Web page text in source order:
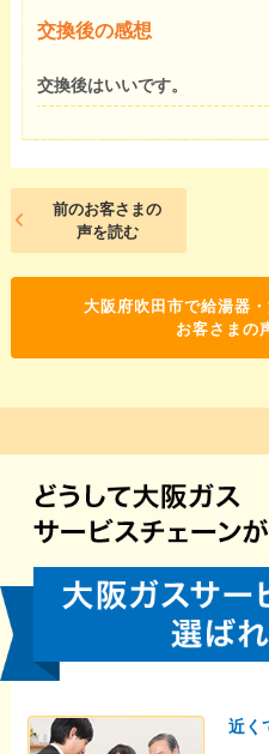
交換後の感想
交換後はいいです。
前のお客さまの
声を読む
大阪府吹田市で給湯器
お客さまの
近く